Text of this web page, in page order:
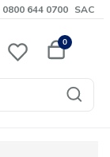
0800 644 0700 SAC
0